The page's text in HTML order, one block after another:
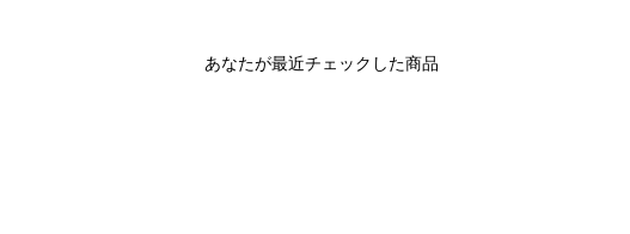
あなたが最近チェックした商品